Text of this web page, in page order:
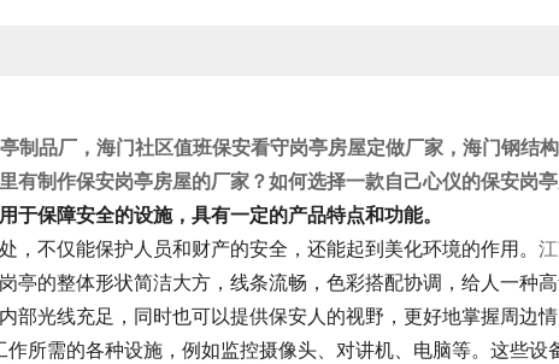
制品厂 ，海门社区值班保安看守岗亭房屋定做厂家，海门钢结
有制作保安岗亭房屋的厂家？如何选择一款自己心仪的保安岗
于保障安全的设施，具有一定的产品特点和功能。
，不仅能保护人员和财产的安全，还能起到美化环境的作用。
亭的整体形状简洁大方，线条流畅，色彩搭配协调，给人一种高
部光线充足，同时也可以提供保安人的视野，更好地掌握周边
所需的各种设施，例如监控摄像头、对讲机、电脑等。这些设